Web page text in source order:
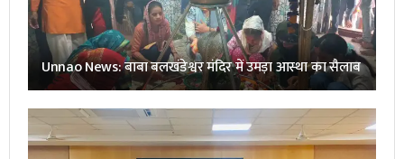
Unnao News: बाबा बलखंडेश्वर मंदिर में उमड़ा आस्था का सैलाब